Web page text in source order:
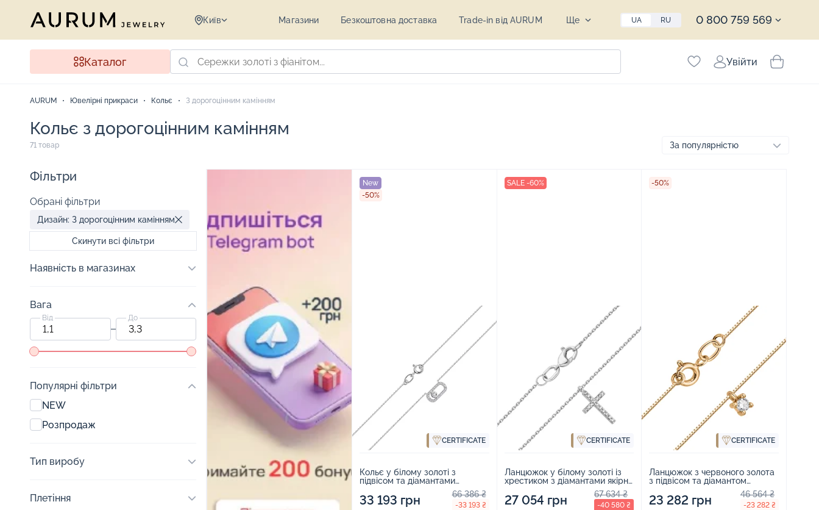
Київ Магазини Безкоштовна доставка Trade-in від AURUM Ще UA RU 0 800 759 569
Каталог Увійти
AURUM Ювелірні прикраси Кольє З дорогоцінним камінням
Кольє з дорогоцінним камінням
71 товар
Фільтри
Обрані фільтри
Дизайн: З дорогоцінним камінням
Скинути всі фільтри
Наявність в магазинах
Вага
Від До
Популярні фільтри
NEW
Розпродаж
Тип виробу
Плетіння
New
-50%
CERTIFICATE
Кольє у білому золоті з
підвісом та діамантами
33 193 грн 66 386 ₴
-33 193 ₴
SALE -60%
CERTIFICATE
Ланцюжок у білому золоті із
хрестиком з діамантами якірне
27 054 грн 67 634 ₴
-40 580 ₴
-50%
CERTIFICATE
Ланцюжок з червоного золота
з підвісом та діамантом
плетіння венеціанське -
1778580
23 282 грн 46 564 ₴
-23 282 ₴